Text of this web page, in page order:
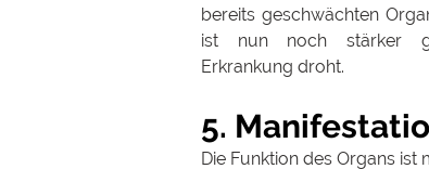
bereits geschwächten
ist nun noch stärker
Erkrankung droht.
5.
Die Funktion des Organs ist